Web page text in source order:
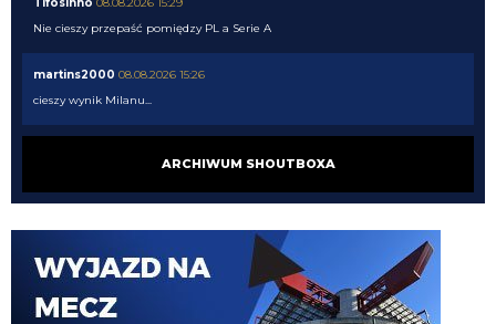
Nie cieszy przepaść pomiędzy PL a Serie A
martins2000 08.08.2026 15:26
cieszy wynik Milanu...
a ty nad czym pracujesz tukory aktualnie
FENDI_SOSA
tyle ze musi popracowac w defensywie bardziej
ARCHIWUM SHOUTBOXA